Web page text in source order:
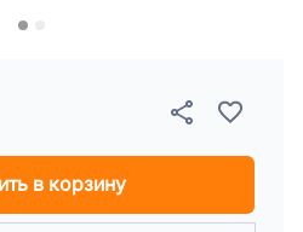
в корзину